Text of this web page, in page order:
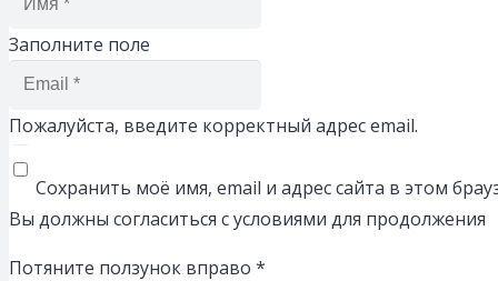
Заполните поле
Пожалуйста, введите корректный адрес email.
Сохранить моё имя, email и адрес сайта в этом
Вы должны согласиться с условиями для продолжения
Потяните ползунок вправо *